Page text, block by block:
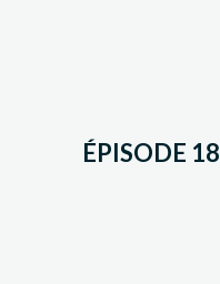
ÉPISODE 18